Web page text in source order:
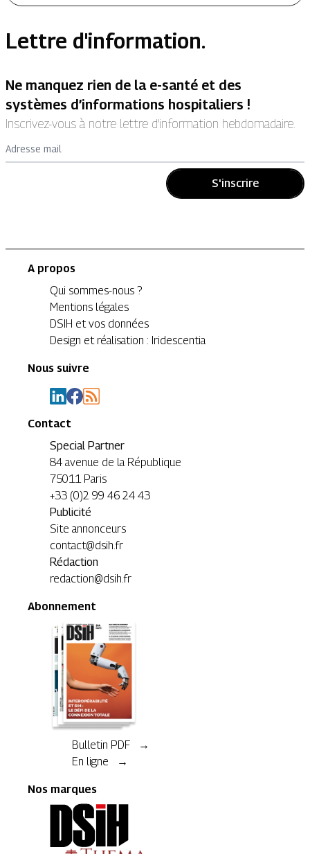
Lettre d'information.
Ne manquez rien de la e-santé et des
systèmes d’informations hospitaliers !
Inscrivez-vous à notre lettre d’information hebdomadaire.
Adresse mail
S'inscrire
A propos
Qui sommes-nous ?
Mentions légales
DSIH et vos données
Design et réalisation : Iridescentia
Nous suivre
Contact
Special Partner
84 avenue de la République
75011 Paris
+33 (0)2 99 46 24 43
Publicité
Site annonceurs
contact@dsih.fr
Rédaction
redaction@dsih.fr
Abonnement
Bulletin PDF →
En ligne →
Nos marques